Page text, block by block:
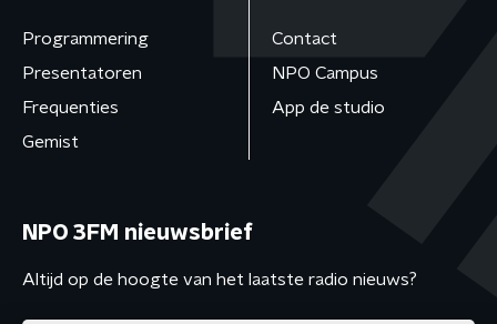
Programmering
Presentatoren
Frequenties
Gemist
Contact
NPO Campus
App de studio
NPO 3FM nieuwsbrief
Altijd op de hoogte van het laatste radio nieuws?